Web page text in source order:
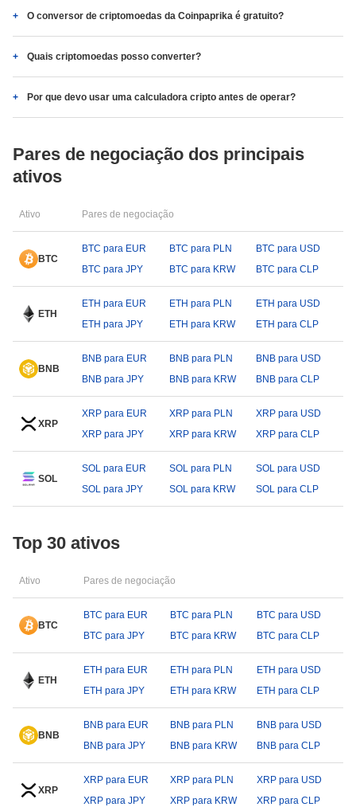
O conversor de criptomoedas da Coinpaprika é gratuito?
Quais criptomoedas posso converter?
Por que devo usar uma calculadora cripto antes de operar?
Pares de negociação dos principais
ativos
Ativo Pares de negociação
BTC
BTC para EUR BTC para PLN
BTC para USD
BTC para JPY
BTC para KRW BTC para CLP
ETH
ETH para EUR ETH para PLN
ETH para USD
ETH para JPY
ETH para KRW ETH para CLP
BNB
BNB para EUR BNB para PLN
BNB para USD
BNB para JPY
BNB para KRW BNB para CLP
XRP
XRP para EUR XRP para PLN
XRP para USD
XRP para JPY
XRP para KRW XRP para CLP
SOL
SOL para EUR SOL para PLN
SOL para USD
SOL para JPY
SOL para KRW SOL para CLP
Top 30 ativos
Ativo Pares de negociação
BTC
BTC para EUR BTC para PLN
BTC para USD
BTC para JPY
BTC para KRW BTC para CLP
ETH
ETH para EUR ETH para PLN
ETH para USD
ETH para JPY
ETH para KRW ETH para CLP
BNB
BNB para EUR BNB para PLN
BNB para USD
BNB para JPY
BNB para KRW BNB para CLP
XRP
XRP para EUR XRP para PLN
XRP para USD
XRP para JPY
XRP para KRW XRP para CLP